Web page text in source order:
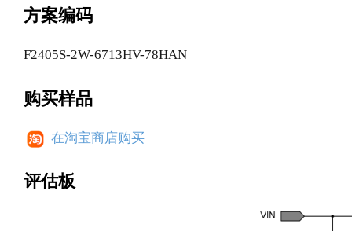
方案编码
F2405S-2W-6713HV-78HAN
购买样品
在淘宝商店购买
评估板